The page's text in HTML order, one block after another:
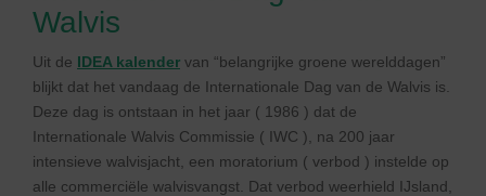
e
Walvis
Uit de IDEA kalender van “belangrijke groene werelddagen”
blijkt dat het vandaag de Internationale Dag van de Walvis is.
Deze dag is ontstaan in het jaar ( 1986 ) dat de
Internationale Walvis Commissie ( IWC ), na 200 jaar
intensieve walvisjacht, een moratorium ( verbod ) instelde op
alle commerciële walvisvangst. Dat verbod weerhield IJsland,